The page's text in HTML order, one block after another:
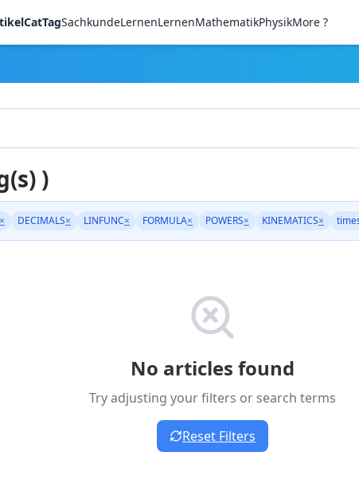
CatTagSachkundeLernenLernenMathematikPhysikMore ?
)
× DECIMALS× LINFUNC× FORMULA× POWERS× KINEMATICS×
No articles found
Try adjusting your filters or search terms
Reset Filters